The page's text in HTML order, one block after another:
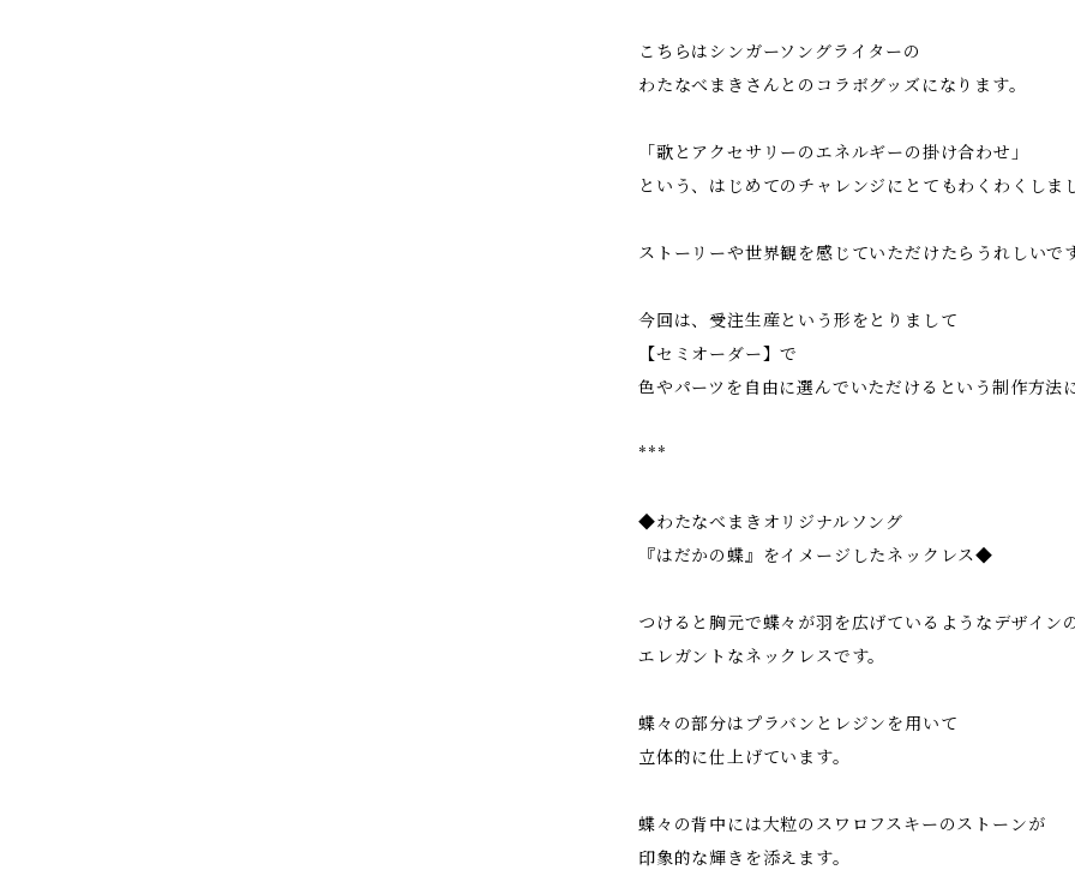
こちらはシンガーソングライターの
わたなべまきさんとのコラボグッズになります。
「歌とアクセサリーのエネルギーの掛け合わせ」
という、はじめてのチャレンジにとてもわくわくしま
ストーリーや世界観を感じていただけたらうれしい
今回は、受注生産という形をとりまして
【セミオーダー】で
色やパーツを自由に選んでいただけるという制作方法
***
◆わたなべまきオリジナルソング
『はだかの蝶』をイメージしたネックレス◆
つけると胸元で蝶々が羽を広げているようなデザイン
エレガントなネックレスです。
蝶々の部分はプラバンとレジンを用いて
立体的に仕上げています。
蝶々の背中には大粒のスワロフスキーのストーンが
印象的な輝きを添えます。